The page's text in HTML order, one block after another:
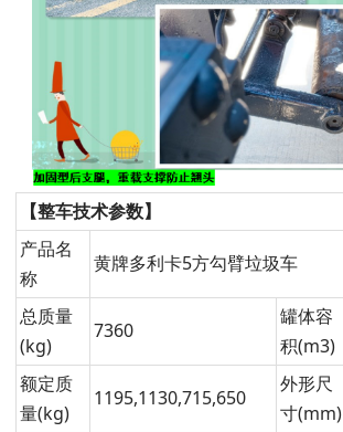
【整车技术参数】
产品名
称
黄牌多利卡5方勾臂垃圾车
总质量
(kg)
7360
罐体容
积(m3)
额定质
量(kg)
1195,1130,715,650
外形尺
寸(mm)